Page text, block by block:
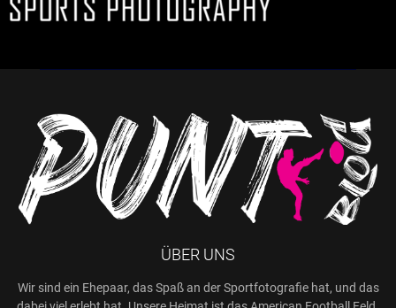
ÜBER UNS
Wir sind ein Ehepaar, das Spaß an der Sportfotografie hat, und das